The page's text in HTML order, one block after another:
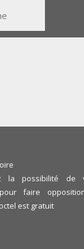
la possibilité de
faire
est gratuit